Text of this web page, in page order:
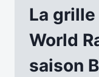
La
World
saison